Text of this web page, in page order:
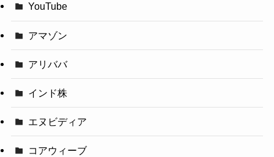
YouTube
アマゾン
アリババ
インド株
エヌビディア
コアウィーブ